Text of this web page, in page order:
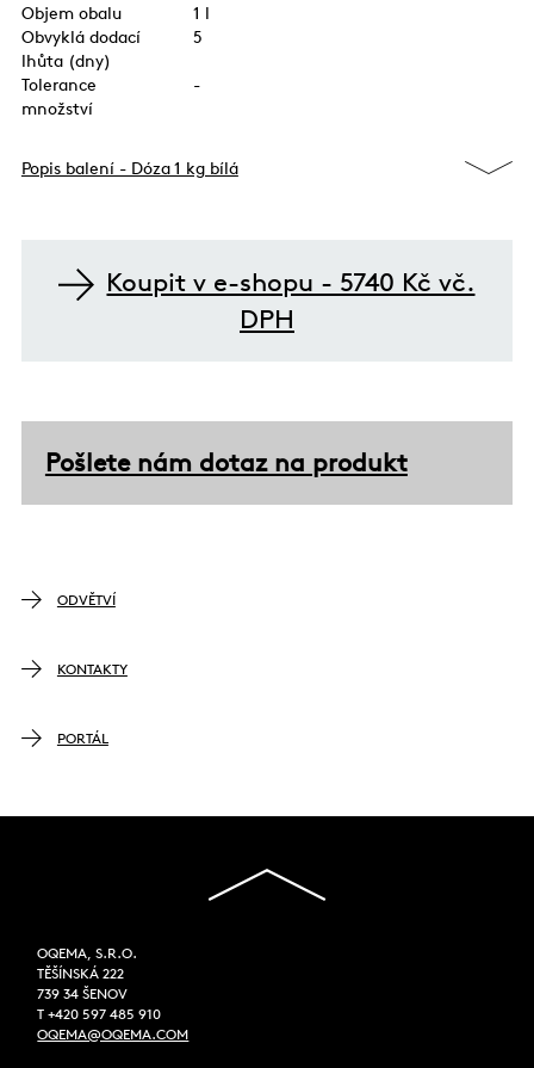
Objem obalu
1 l
Obvyklá dodací
lhůta (dny)
5
Tolerance
množství
-
Popis balení - Dóza 1 kg bílá
Koupit v e-shopu - 5740 Kč vč.
DPH
Pošlete nám dotaz na produkt
ODVĚTVÍ
KONTAKTY
PORTÁL
OQEMA, S.R.O.
TĚŠÍNSKÁ 222
739 34 ŠENOV
T +420 597 485 910
OQEMA@OQEMA.COM